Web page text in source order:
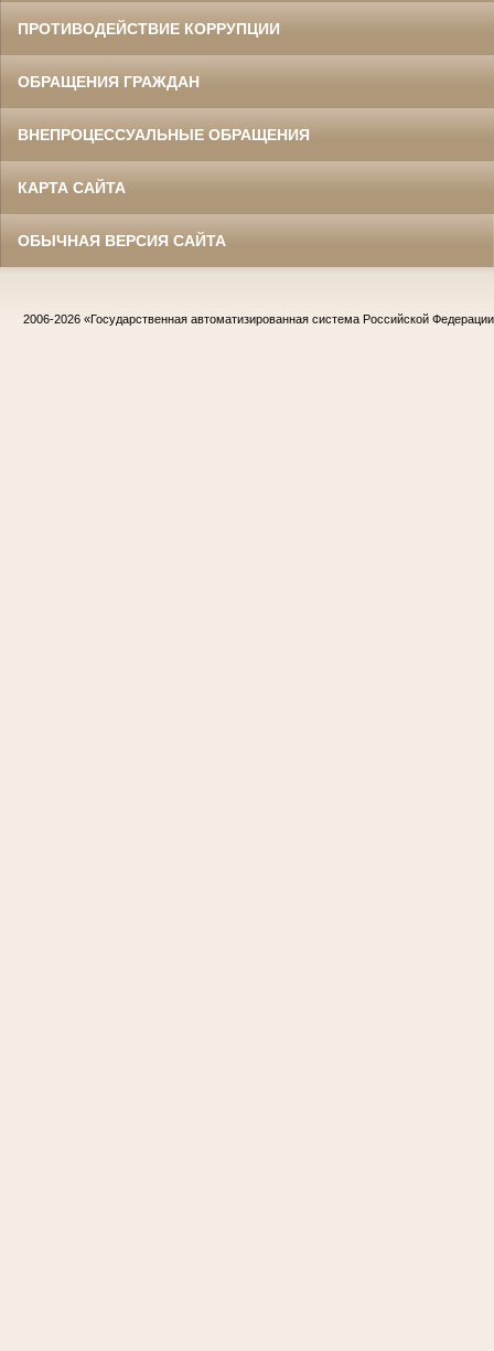
ПРОТИВОДЕЙСТВИЕ КОРРУПЦИИ
ОБРАЩЕНИЯ ГРАЖДАН
ВНЕПРОЦЕССУАЛЬНЫЕ ОБРАЩЕНИЯ
КАРТА САЙТА
ОБЫЧНАЯ ВЕРСИЯ САЙТА
2006-2026 «Государственная автоматизированная система Российской